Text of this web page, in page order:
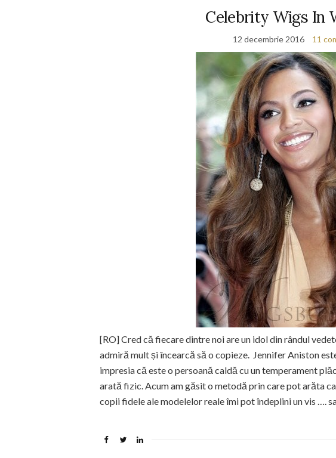
Celebrity Wigs In
12 decembrie 2016 11
[RO] Cred că fiecare dintre noi are un idol din rândul
admiră mult și încearcă să o copieze. Jennifer Aniston
impresia că este o persoană caldă cu un temperament
arată fizic. Acum am găsit o metodă prin care pot arăta
copii fidele ale modelelor reale îmi pot îndeplini un vis ….